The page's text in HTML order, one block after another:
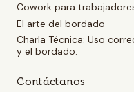
Cowork para
El arte del bordado
Charla Técnica: Uso
y el bordado.
Contáctanos